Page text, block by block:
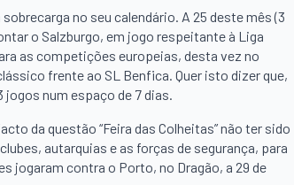
no seu calendário. A 25 deste mês (3
o Salzburgo, em jogo respeitante à Liga
as competições europeias, desta vez no
frente ao SL Benfica. Quer isto dizer que,
num espaço de 7 dias.
da questão “Feira das Colheitas” não ter sido
autarquias e as forças de segurança, para
jogaram contra o Porto, no Dragão, a 29 de